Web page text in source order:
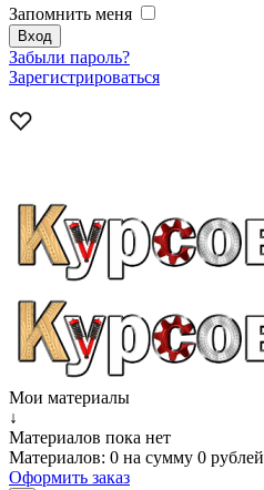
Запомнить меня
Забыли пароль?
Зарегистрироваться
Мои материалы
↓
Материалов пока нет
Материалов: 0 на сумму 0 рублей
Оформить заказ